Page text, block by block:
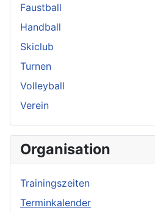
Faustball
Handball
Skiclub
Turnen
Volleyball
Verein
Organisation
Trainingszeiten
Terminkalender